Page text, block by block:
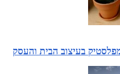
בעיצוב הבית והעסק